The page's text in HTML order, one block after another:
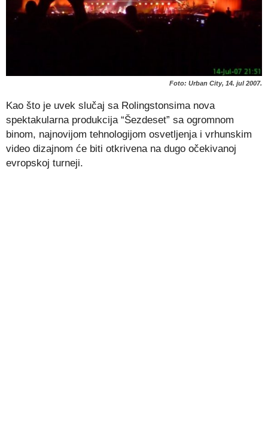
Foto: Urban City, 14. jul 2007.
Kao što je uvek slučaj sa Rolingstonsima nova
spektakularna produkcija “Šezdeset” sa ogromnom
binom, najnovijom tehnologijom osvetljenja i vrhunskim
video dizajnom će biti otkrivena na dugo očekivanoj
evropskoj turneji.